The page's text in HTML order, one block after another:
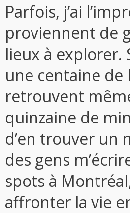
Parfois, j’ai
proviennent de
lieux à explorer.
une centaine de
retrouvent
quinzaine de
d’en trouver un
des gens
spots à
affronter la vie